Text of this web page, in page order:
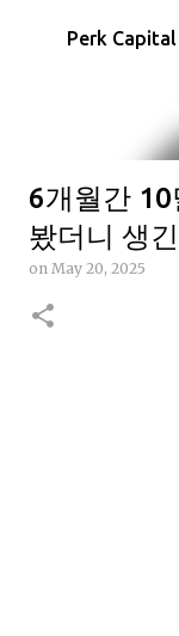
Perk Capital
6개월간 10
봤더니 생
on May 20, 2025